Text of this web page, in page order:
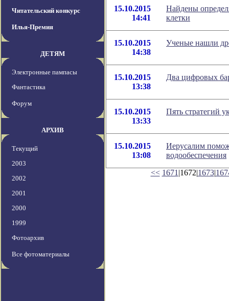
Читательский конкурс
Илья-Премия
ДЕТЯМ
Электронные пампасы
Фантастика
Форум
АРХИВ
Текущий
2003
2002
2001
2000
1999
Фотоархив
Все фотоматериалы
15.10.2015
14:41
Найдены
клетки
15.10.2015
14:38
Ученые нашли
15.10.2015
13:38
Два цифровых
15.10.2015
13:33
Пять стратегий
15.10.2015
13:08
Иерусалим
водообеспечения
<< 1671 |1672|1673|